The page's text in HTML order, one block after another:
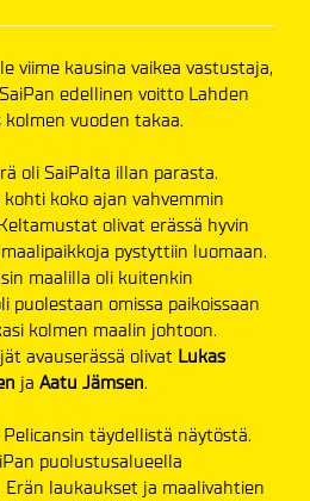
viime kausina vaikea vastustaja,
edellinen voitto Lahden
vuoden takaa.
oli SaiPalta illan parasta.
koko ajan vahvemmin
olivat erässä hyvin
pystyttiin luomaan.
maalilla oli kuitenkin
puolestaan omissa paikoissaan
kolmen maalin johtoon.
avauserässä olivat Lukas
ja Aatu Jämsen.
täydellistä näytöstä.
puolustusalueella
Erän laukaukset ja maalivahtien